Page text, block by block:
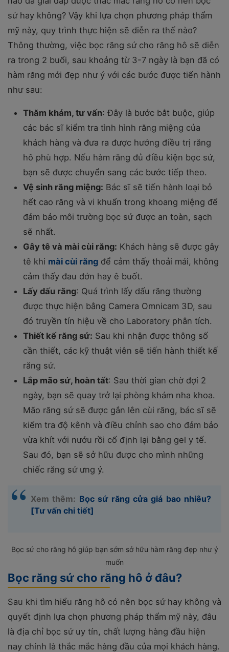
sứ hay không? Vậy khi lựa chọn phương pháp thẩm
mỹ này, quy trình thực hiện sẽ diễn ra thế nào?
Thông thường, việc bọc răng sứ cho răng hô sẽ diễn
ra trong 2 buổi, sau khoảng từ 3-7 ngày là bạn đã có
hàm răng mới đẹp như ý với các bước được tiến hành
như sau:
Thăm khám, tư vấn: Đây là bước bắt buộc, giúp
các bác sĩ kiểm tra tình hình răng miệng của
khách hàng và đưa ra được hướng điều trị răng
hô phù hợp. Nếu hàm răng đủ điều kiện bọc sứ,
bạn sẽ được chuyển sang các bước tiếp theo.
Vệ sinh răng miệng: Bác sĩ sẽ tiến hành loại bỏ
hết cao răng và vi khuẩn trong khoang miệng để
đảm bảo môi trường bọc sứ được an toàn, sạch
sẽ nhất.
Gây tê và mài cùi răng: Khách hàng sẽ được gây
tê khi mài cùi răng để cảm thấy thoải mái, không
cảm thấy đau đớn hay ê buốt.
Lấy dấu răng: Quá trình lấy dấu răng thường
được thực hiện bằng Camera Omnicam 3D, sau
đó truyền tín hiệu về cho Laboratory phân tích.
Thiết kế răng sứ: Sau khi nhận được thông số
cần thiết, các kỹ thuật viên sẽ tiến hành thiết kế
răng sứ.
Lắp mão sứ, hoàn tất: Sau thời gian chờ đợi 2
ngày, bạn sẽ quay trở lại phòng khám nha khoa.
Mão răng sứ sẽ được gắn lên cùi răng, bác sĩ sẽ
kiểm tra độ kênh và điều chỉnh sao cho đảm bảo
vừa khít với nướu rồi cố định lại bằng gel y tế.
Sau đó, bạn sẽ sở hữu được cho mình những
chiếc răng sứ ưng ý.
Xem thêm: Bọc sứ răng cửa giá bao nhiêu?
[Tư vấn chi tiết]
Bọc sứ cho răng hô giúp bạn sớm sở hữu hàm răng đẹp như ý
muốn
Bọc răng sứ cho răng hô ở đâu?
Sau khi tìm hiểu răng hô có nên bọc sứ hay không và
quyết định lựa chọn phương pháp thẩm mỹ này, đâu
là địa chỉ bọc sứ uy tín, chất lượng hàng đầu hiện
nay chính là thắc mắc hàng đầu của mọi khách hàng.